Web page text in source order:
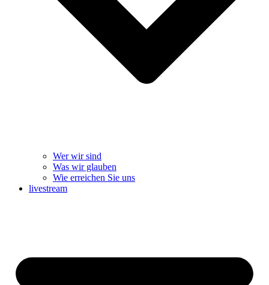
Wer wir sind
Was wir glauben
Wie erreichen Sie uns
livestream